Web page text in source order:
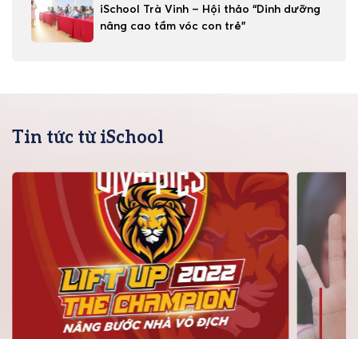
iSchool Trà Vinh – Hội thảo “Dinh dưỡng
nâng cao tầm vóc con trẻ”
Tin tức từ iSchool